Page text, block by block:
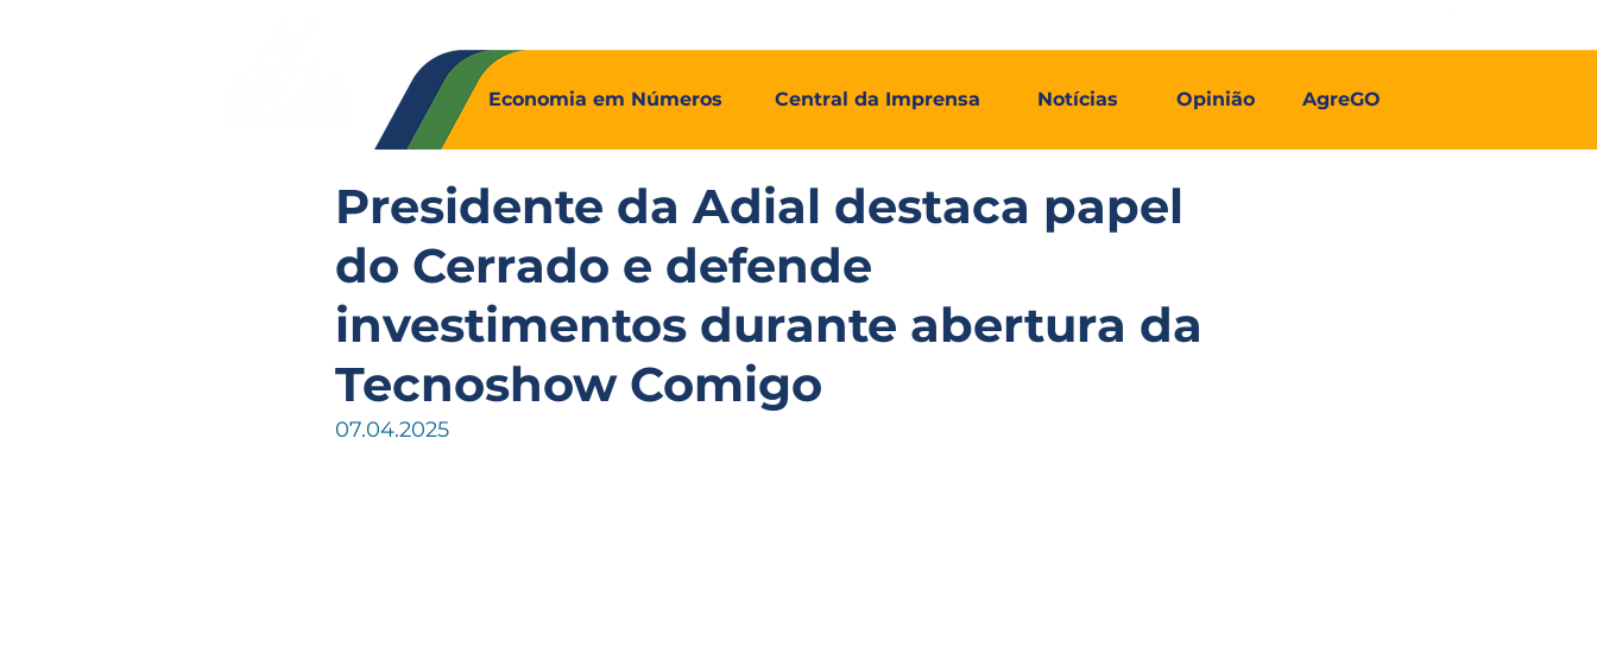
Central da Imprensa
Economia em Números Notícias AgreGO
Opinião
Presidente da Adial destaca papel
do Cerrado e defende
investimentos durante abertura da
Tecnoshow Comigo
07.04.2025